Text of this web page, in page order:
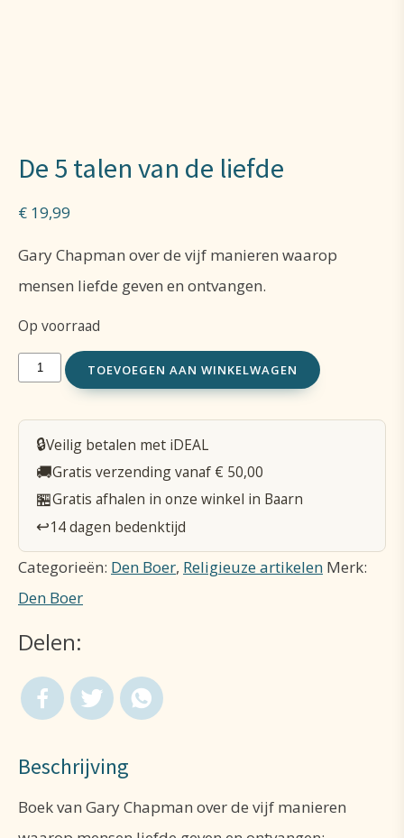
De 5 talen van de liefde
€ 19,99
Gary Chapman over de vijf manieren waarop
mensen liefde geven en ontvangen.
Op voorraad
talen
van
liefde
aantal
TOEVOEGEN AAN WINKELWAGEN
🔒Veilig betalen met iDEAL
🚚Gratis verzending vanaf € 50,00
🏪Gratis afhalen in onze winkel in Baarn
↩️14 dagen bedenktijd
Categorieën: Den Boer, Religieuze artikelen Merk:
Den Boer
Delen:
Beschrijving
Boek van Gary Chapman over de vijf manieren